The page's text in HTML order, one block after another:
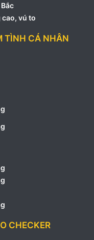
cao, vú to
TÌNH CÁ NHÂN
CHECKER